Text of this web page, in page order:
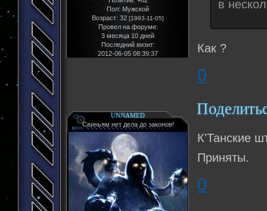
Пол: Мужской
Возраст: 32 [1993-11-05]
Провел на форуме:
3 месяца 10 дней
Последний визит:
2012-06-05 08:39:37
в
Как ?
0
UNNAMED
Свиньям нет дела до законов!
К'Танские
Приняты.
0